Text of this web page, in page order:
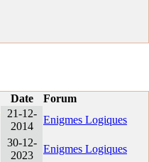
Date
Forum
21-12-
2014
Enigmes Logiques
30-12-
2023
Enigmes Logiques